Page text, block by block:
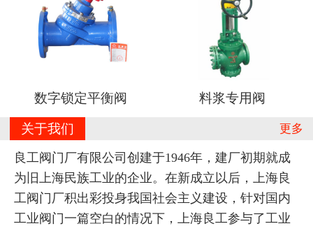
数字锁定平衡阀 料浆专用阀
更多
关于我们
良工阀门厂有限公司创建于1946年，建厂初期就成
为旧上海民族工业的企业。在新成立以后，上海良
工阀门厂积出彩投身我国社会主义建设，针对国内
工业阀门一篇空白的情况下，上海良工参与了工业